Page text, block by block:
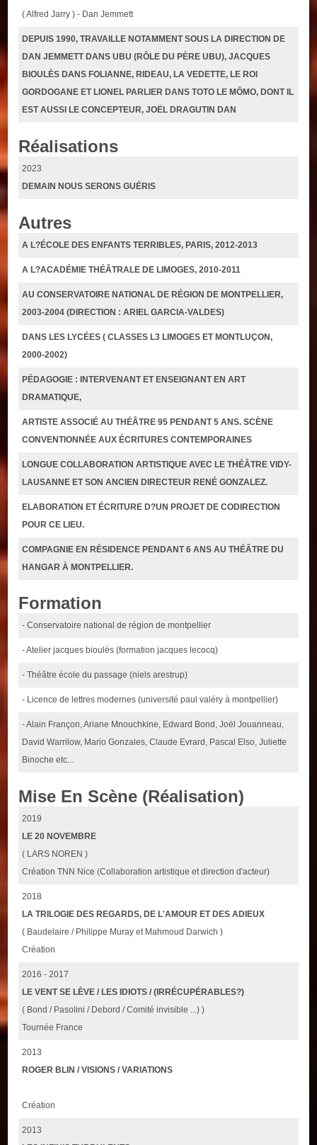
( Alfred Jarry ) - Dan Jemmett
DEPUIS 1990, TRAVAILLE NOTAMMENT SOUS LA DIRECTION DE
DAN JEMMETT DANS UBU (RÔLE DU PÈRE UBU), JACQUES
BIOULÈS DANS FOLIANNE, RIDEAU, LA VEDETTE, LE ROI
GORDOGANE ET LIONEL PARLIER DANS TOTO LE MÔMO, DONT IL
EST AUSSI LE CONCEPTEUR, JOËL DRAGUTIN DAN
Réalisations
2023
DEMAIN NOUS SERONS GUÉRIS
Autres
A L?ÉCOLE DES ENFANTS TERRIBLES, PARIS, 2012-2013
A L?ACADÉMIE THÉÂTRALE DE LIMOGES, 2010-2011
AU CONSERVATOIRE NATIONAL DE RÉGION DE MONTPELLIER,
2003-2004 (DIRECTION : ARIEL GARCIA-VALDES)
DANS LES LYCÉES ( CLASSES L3 LIMOGES ET MONTLUÇON,
2000-2002)
PÉDAGOGIE : INTERVENANT ET ENSEIGNANT EN ART
DRAMATIQUE,
ARTISTE ASSOCIÉ AU THÉÂTRE 95 PENDANT 5 ANS. SCÈNE
CONVENTIONNÉE AUX ÉCRITURES CONTEMPORAINES
LONGUE COLLABORATION ARTISTIQUE AVEC LE THÉÂTRE VIDY-
LAUSANNE ET SON ANCIEN DIRECTEUR RENÉ GONZALEZ.
ELABORATION ET ÉCRITURE D?UN PROJET DE CODIRECTION
POUR CE LIEU.
COMPAGNIE EN RÉSIDENCE PENDANT 6 ANS AU THÉÂTRE DU
HANGAR À MONTPELLIER.
Formation
- Conservatoire national de région de montpellier
- Atelier jacques bioulès (formation jacques lecocq)
- Théâtre école du passage (niels arestrup)
- Licence de lettres modernes (université paul valéry à montpellier)
- Alain Françon, Ariane Mnouchkine, Edward Bond, Joël Jouanneau,
David Warrilow, Mario Gonzales, Claude Evrard, Pascal Elso, Juliette
Binoche etc...
Mise En Scène (Réalisation)
2019
LE 20 NOVEMBRE
( LARS NOREN )
Création TNN Nice (Collaboration artistique et direction d'acteur)
2018
LA TRILOGIE DES REGARDS, DE L'AMOUR ET DES ADIEUX
( Baudelaire / Philippe Muray et Mahmoud Darwich )
Création
2016 - 2017
LE VENT SE LÈVE / LES IDIOTS / (IRRÉCUPÉRABLES?)
( Bond / Pasolini / Debord / Comité invisible ...) )
Tournée France
2013
ROGER BLIN / VISIONS / VARIATIONS
Création
2013